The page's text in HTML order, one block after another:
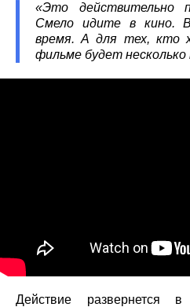
«Это действительно
Смело идите в кино.
время. А для тех, кто
фильме будет
Действие развернется